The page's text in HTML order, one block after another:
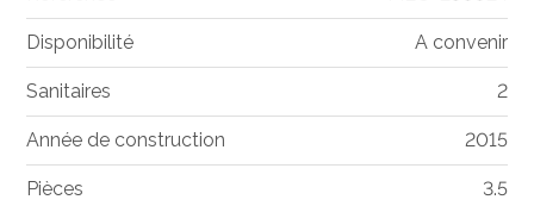
Disponibilité A convenir
Sanitaires 2
Année de construction 2015
Pièces 3.5